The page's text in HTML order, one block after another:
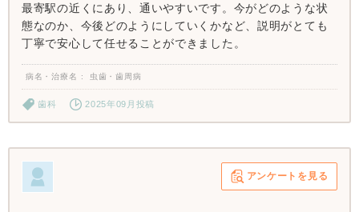
最寄駅の近くにあり、通いやすいです。今がどのような状
態なのか、今後どのようにしていくかなど、説明がとても
丁寧で安心して任せることができました。
病名・治療名 虫歯・歯周病
歯科 2025年09月投稿
アンケートを見る